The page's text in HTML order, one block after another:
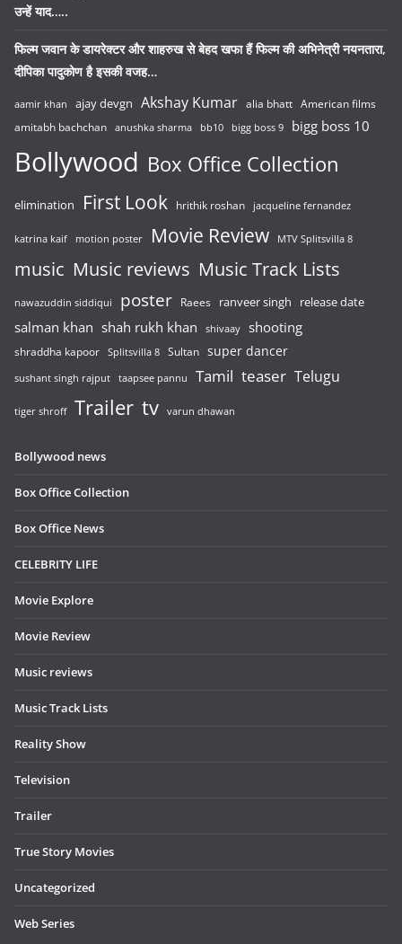
उन्हें याद…..
फिल्म जवान के डायरेक्टर और शाहरुख से बेहद खफा हैं फिल्म की अभिनेत्री नयनतारा,
दीपिका पादुकोण है इसकी वजह…
aamir khan ajay devgn Akshay Kumar alia bhatt American films
amitabh bachchan anushka sharma bb10 bigg boss 9 bigg boss 10
Bollywood Box Office Collection
elimination First Look hrithik roshan jacqueline fernandez
katrina kaif motion poster Movie Review MTV Splitsvilla 8
music Music reviews Music Track Lists
nawazuddin siddiqui poster Raees ranveer singh release date
salman khan shah rukh khan shivaay shooting
shraddha kapoor Splitsvilla 8 Sultan super dancer
sushant singh rajput taapsee pannu Tamil teaser Telugu
tiger shroff Trailer tv varun dhawan
Bollywood news
Box Office Collection
Box Office News
CELEBRITY LIFE
Movie Explore
Movie Review
Music reviews
Music Track Lists
Reality Show
Television
Trailer
True Story Movies
Uncategorized
Web Series